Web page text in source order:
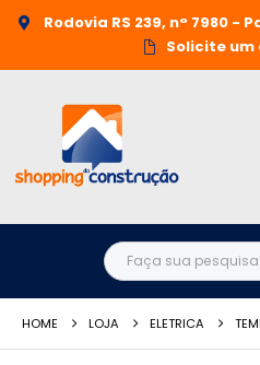
Rodovia RS 239, n° 7980 -
Solicite
HOME LOJA ELETRICA